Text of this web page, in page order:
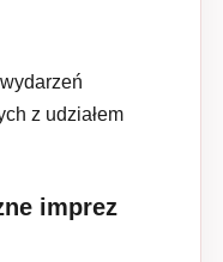
z udziałem
imprez